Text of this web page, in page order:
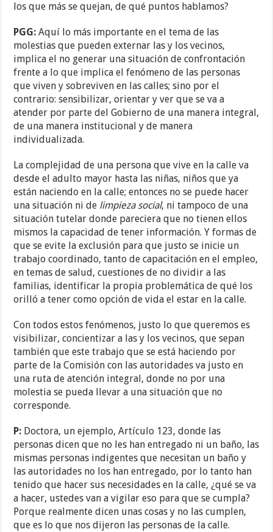
los que más se quejan, de qué puntos hablamos?
PGG:Aquí lo más importante en el tema de las
molestias que pueden externar las y los vecinos,
implica el no generar una situación de confrontación
frente a lo que implica el fenómeno de las personas
que viven y sobreviven en las calles; sino por el
contrario: sensibilizar, orientar y ver que se va a
atender por parte del Gobierno de una manera integral,
de una manera institucional y de manera
individualizada.
La complejidad de una persona que vive en la calle va
desde el adulto mayor hasta las niñas, niños que ya
están naciendo en la calle; entonces no se puede hacer
una situación ni de limpieza social, ni tampoco de una
situación tutelar donde pareciera que no tienen ellos
mismos la capacidad de tener información. Y formas de
que se evite la exclusión para que justo se inicie un
trabajo coordinado, tanto de capacitación en el empleo,
en temas de salud, cuestiones de no dividir a las
familias, identificar la propia problemática de qué los
orilló a tener como opción de vida el estar en la calle.
Con todos estos fenómenos, justo lo que queremos es
visibilizar, concientizar a las y los vecinos, que sepan
también que este trabajo que se está haciendo por
parte de la Comisión con las autoridades va justo en
una ruta de atención integral, donde no por una
molestia se pueda llevar a una situación que no
corresponde.
P: Doctora, un ejemplo, Artículo 123, donde las
personas dicen que no les han entregado ni un baño, las
mismas personas indigentes que necesitan un baño y
las autoridades no los han entregado, por lo tanto han
tenido que hacer sus necesidades en la calle, ¿qué se va
a hacer, ustedes van a vigilar eso para que se cumpla?
Porque realmente dicen unas cosas y no las cumplen,
que es lo que nos dijeron las personas de la calle.